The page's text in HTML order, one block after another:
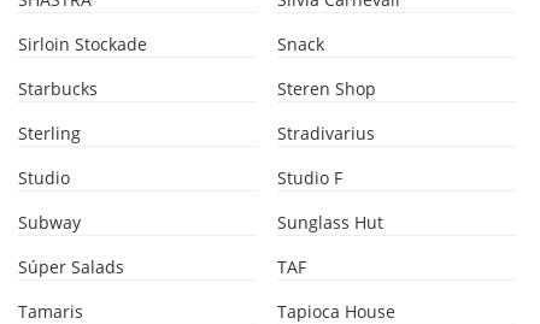
Sirloin Stockade
Snack
Starbucks
Steren Shop
Sterling
Stradivarius
Studio
Studio F
Subway
Sunglass Hut
Súper Salads
TAF
Tamaris
Tapioca House